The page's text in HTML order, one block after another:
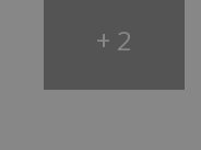
+ 2